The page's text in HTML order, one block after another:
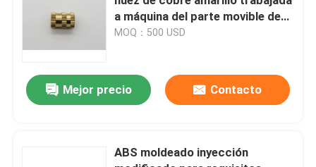
a máquina del parte movible de
Kunrled de las piezas de metal
MOQ：500 USD
Mejor precio Contacto
ABS moldeado inyección